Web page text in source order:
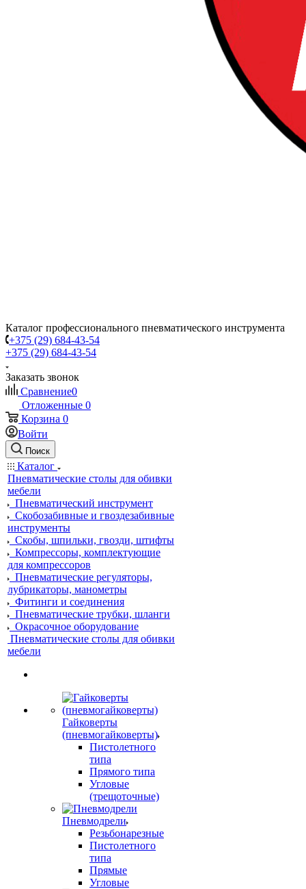
Каталог профессионального пневматического инструмента
+375 (29) 684-43-54
+375 (29) 684-43-54
Заказать звонок
Сравнение0
Отложенные 0
Корзина 0
Войти
Поиск
Каталог
Пневматические столы для обивки
мебели
Пневматический инструмент
Скобозабивные и гвоздезабивные
инструменты
Скобы, шпильки, гвозди, штифты
Компрессоры, комплектующие
для компрессоров
Пневматические регуляторы,
лубрикаторы, манометры
Фитинги и соединения
Пневматические трубки, шланги
Окрасочное оборудование
Пневматические столы для обивки
мебели
Гайковерты
(пневмогайковерты)
Пистолетного
типа
Прямого типа
Угловые
(трещоточные)
Пневмодрели
Резьбонарезные
Пистолетного
типа
Прямые
Угловые